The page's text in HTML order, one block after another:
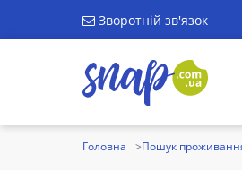
Зворотній зв'язок
Головна Пошук